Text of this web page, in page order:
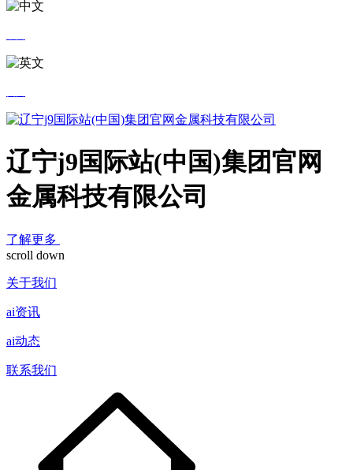
辽宁j9国际站(中国)集团官网
金属科技有限公司
了解更多
scroll down
关于我们
ai资讯
ai动态
联系我们